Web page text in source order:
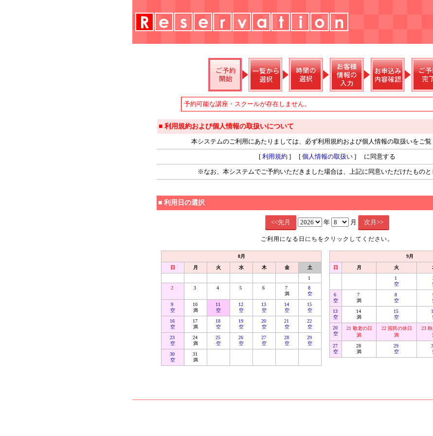
予約可能な講座・スクールが存在しません。
■ 利用規約および個人情報の取扱いについて
本システムのご利用にあたりましては、必ず利用規約および個人情報の取扱いをご覧
[ 利用規約 ] [ 個人情報の取扱い] に同意する
※なお、本システムでご予約いただきました場合は、上記に同意いただけたものと
■ 利用日の選択
年 月
ご利用になる日にちをクリックしてください。
8月
日 月 火 水 木 金
土
1
2
3 4 5 6
7
満
8
空
9
空
10
満
11
空
12
空
13
空
14
空
15
空
16
空
17
満
18
空
19
空
20
空
21
空
22
空
23
空
24
満
25
空
26
空
27
空
28
空
29
空
30
空
31
満
9月
日 月 火
1
空
6
空
7
満
8
空
13
空
14
満
15
空
20
空
21 敬老の日
満
22 国民の休日
満
23
27
空
28
満
29
空